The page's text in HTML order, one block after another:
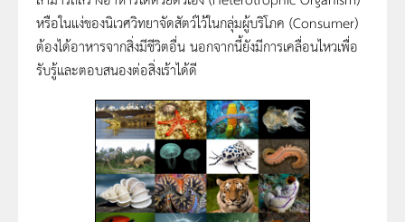
หรือในแง่ของนิเวศวิทยาจัดสัตว์ไว้ในกลุ่มผู้บริโภค (Consumer)
ต้องได้อาหารจากสิ่งมีชีวิตอื่น นอกจากนี้ยังมีการเคลื่อนไหวเพื่อ
รับรู้และตอบสนองต่อสิ่งเร้าได้ดี